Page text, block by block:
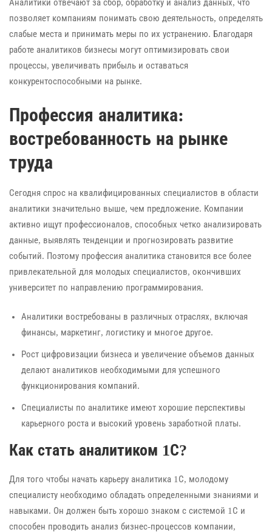
Аналитики отвечают за сбор, обработку и анализ данных, что
позволяет компаниям понимать свою деятельность, определять
слабые места и принимать меры по их устранению. Благодаря
работе аналитиков бизнесы могут оптимизировать свои
процессы, увеличивать прибыль и оставаться
конкурентоспособными на рынке.
Профессия аналитика:
востребованность на рынке
труда
Сегодня спрос на квалифицированных специалистов в области
аналитики значительно выше, чем предложение. Компании
активно ищут профессионалов, способных четко анализировать
данные, выявлять тенденции и прогнозировать развитие
событий. Поэтому профессия аналитика становится все более
привлекательной для молодых специалистов, окончивших
университет по направлению программирования.
Аналитики востребованы в различных отраслях, включая
финансы, маркетинг, логистику и многое другое.
Рост цифровизации бизнеса и увеличение объемов данных
делают аналитиков необходимыми для успешного
функционирования компаний.
Специалисты по аналитике имеют хорошие перспективы
карьерного роста и высокий уровень заработной платы.
Как стать аналитиком 1С?
Для того чтобы начать карьеру аналитика 1С, молодому
специалисту необходимо обладать определенными знаниями и
навыками. Он должен быть хорошо знаком с системой 1С и
способен проводить анализ бизнес-процессов компании,